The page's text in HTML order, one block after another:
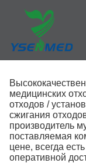
медицинских
отходов /
сжигания
производитель
поставляемая
цене, всегда
оперативной